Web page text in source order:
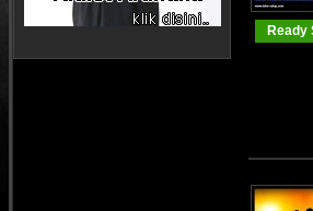
Ready